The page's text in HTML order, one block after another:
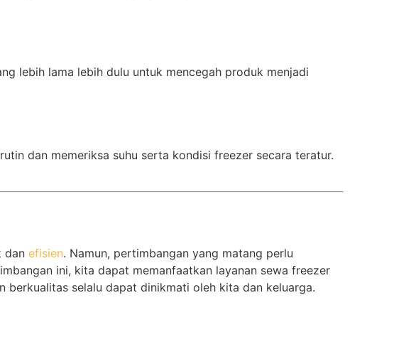
lebih lama lebih dulu untuk mencegah produk menjadi
dan memeriksa suhu serta kondisi freezer secara teratur.
dan efisien. Namun, pertimbangan yang matang perlu
ini, kita dapat memanfaatkan layanan sewa freezer
berkualitas selalu dapat dinikmati oleh kita dan keluarga.